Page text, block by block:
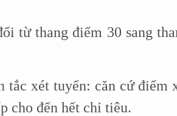
từ thang điểm 30 sang
tắc xét tuyển: căn cứ điểm
cho đến hết chỉ tiêu.